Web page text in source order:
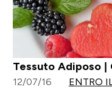
Tessuto Adiposo |
12/07/16 ENTRO